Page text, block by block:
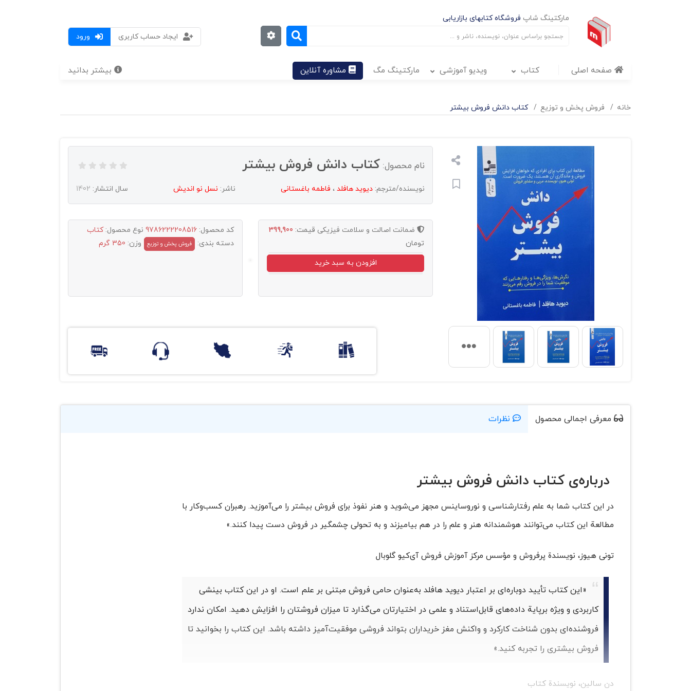
مارکتینگ شاپ فروشگاه کتابهای بازاریابی
ورود
ایجاد حساب کاربری
صفحه اصلی کتاب ویدیو آموزشی مارکتینگ مگ مشاوره آنلاین بیشتر بدانید
خانه فروش پخش و توزيع کتاب دانش فروش بیشتر
نام محصول: کتاب دانش فروش بیشتر
نویسنده/مترجم: دیوید هافلد ، فاطمه باغستانی ناشر: نسل نو انديش سال انتشار: 1402
ضمانت اصالت و سلامت فیزیکی قیمت: 399,900
تومان
افزودن به سبد خرید
کد محصول: 9786222208516 نوع محصول:کتاب
دسته بندی:
فروش پخش و توزيع وزن: 350 گرم
معرفی اجمالی محصول نظرات
درباره‌ی کتاب دانش فروش بیشتر
در این کتاب شما به علم رفتارشناسی و نوروساینس مجهز می‌شوید و هنر نفوذ برای فروش بیشتر را می‌آموزید. رهبران کسب‌وکار با
مطالعة این کتاب می‌توانند هوشمندانه هنر و علم را در هم بیامیزند و به تحولی چشمگیر در فروش دست پیدا کنند.»
تونی هیوز، نویسندة پرفروش و مؤسس مرکز آموزش فروش آی‌کیو گلوبال
«این کتاب تأیید دوباره‌ای بر اعتبار دیوید هافلد به‌عنوان حامی فروش مبتنی بر علم است. او در این کتاب بینشی
کاربردی و ویژه برپایة داده‌های قابل‌استناد و علمی در اختیارتان می‌گذارد تا میزان فروشتان را افزایش دهید. امکان ندارد
فروشنده‌ای بدون شناخت کارکرد و واکنش مغز خریداران بتواند فروشی موفقیت‌آمیز داشته باشد. این کتاب را بخوانید تا
فروش بیشتری را تجربه کنید.»
دن سالین، نویسندة کتاب